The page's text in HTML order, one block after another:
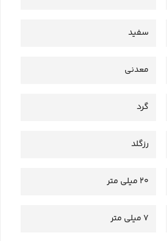
سفید
معدنی
گرد
رزگلد
20 میلی متر
7 میلی متر